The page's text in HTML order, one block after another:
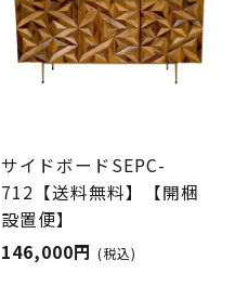
サイドボードSEPC-
712【送料無料】【開梱
設置便】
146,000円(税込)